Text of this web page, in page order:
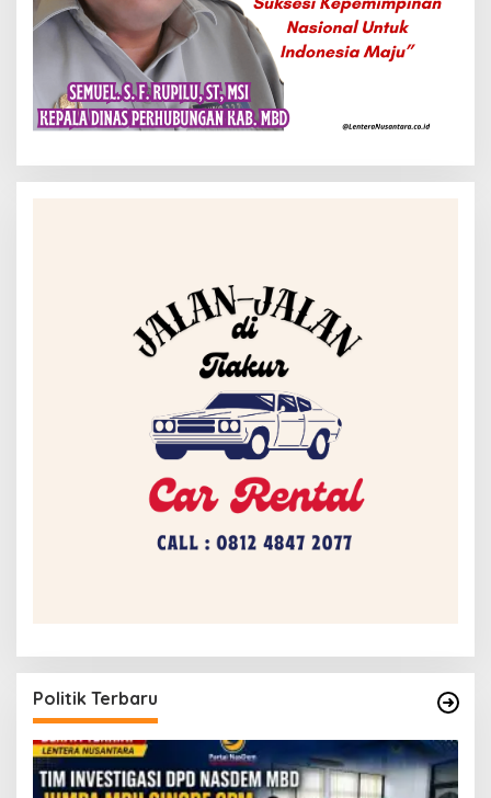
Politik Terbaru